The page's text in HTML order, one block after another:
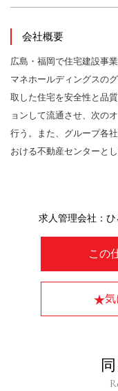
会社概要
広島・福岡で住宅建設事
マネホールディングスの
取した住宅を安全性と品
ョンして流通させ、次の
行う。また、グループ各
おける不動産センターと
この
気
求人管理会社：